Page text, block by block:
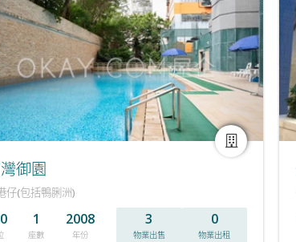
御園
仔(包括鴨脷洲)
1
座數
2008
年份
3
物業出售
0
物業出租